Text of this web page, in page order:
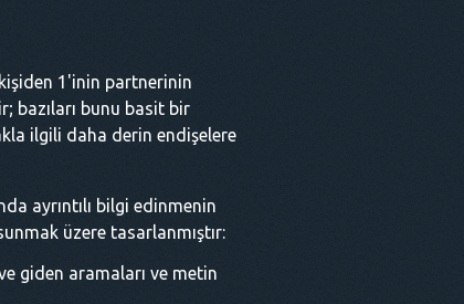
1'inin partnerinin
bazıları bunu basit bir
ilgili daha derin endişelere
ayrıntılı bilgi edinmenin
üzere tasarlanmıştır:
giden aramaları ve metin